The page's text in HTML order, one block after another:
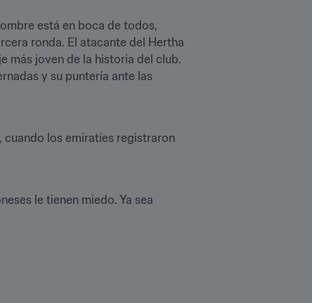
está en boca de todos,
ronda. El atacante del Hertha
más joven de la historia del club.
y su puntería ante las
cuando los emiratíes registraron
le tienen miedo. Ya sea